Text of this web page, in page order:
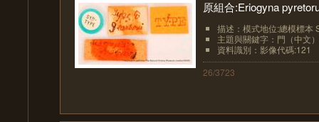
原組合:Eriogyna
描述：模式地位:總模標本
主題與關鍵字：門（中文
資料識別：影像代碼:121
26/3723